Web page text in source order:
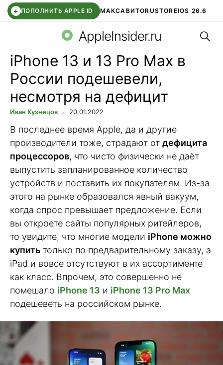
+ ПОПОЛНИТЬ APPLE ID МАКСАВИТОRUSTOREIOS 26.6
СБЕР КИДС ВТБ ОНЛАЙН ЧАТ В ROBLOX
AppleInsider.ru
iPhone 13 и 13 Pro Max в
России подешевели,
несмотря на дефицит
Иван Кузнецов 20.01.2022
В последнее время Apple, да и другие
производители тоже, страдают от дефицита
процессоров, что чисто физически не даёт
выпустить запланированное количество
устройств и поставить их покупателям. Из-за
этого на рынке образовался явный вакуум,
когда спрос превышает предложение. Если
вы откроете сайты популярных ритейлеров,
то увидите, что многие модели iPhone можно
купить только по предварительному заказу, а
iPad и вовсе отсутствуют в их ассортименте
как класс. Впрочем, это совершенно не
помешало iPhone 13 и iPhone 13 Pro Max
подешеветь на российском рынке.